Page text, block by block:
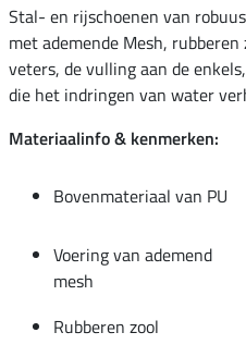
Stal- en rijschoenen van
met ademende Mesh,
veters, de vulling aan de
die het indringen van water
Materiaalinfo & kenmerken:
Bovenmateriaal van PU
Voering van ademend
mesh
Rubberen zool